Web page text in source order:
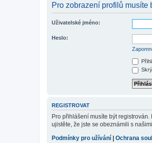
Pro zobrazení profilů musíte
Uživatelské jméno:
Heslo:
REGISTROVAT
Pro přihlášení musíte být
ujistěte, že jste se obeznámili s
Podmínky pro užívání
Ochrana